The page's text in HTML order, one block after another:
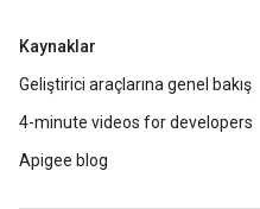
Kaynaklar
Geliştirici araçlarına genel bakış
4-minute videos for developers
Apigee blog